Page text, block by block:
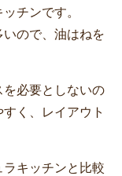
チンです。
ので、油はねを
必要としないの
く、レイアウト
キッチンと比較